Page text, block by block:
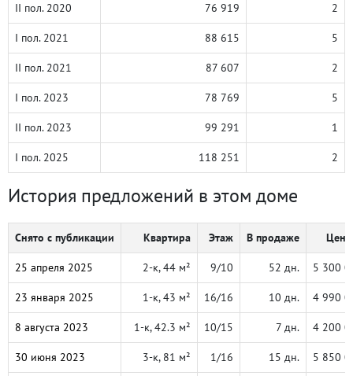
II пол. 2020 76 919 2
I пол. 2021 88 615 5
II пол. 2021 87 607 2
I пол. 2023 78 769 5
II пол. 2023 99 291 1
I пол. 2025 118 251 2
История предложений в этом доме
Снято с публикации Квартира Этаж В продаже
25 апреля 2025 2-к, 44 м² 9/10 52 дн. 5 300
23 января 2025 1-к, 43 м² 16/16 10 дн. 4 990
8 августа 2023 1-к, 42.3 м² 10/15 7 дн. 4 200
30 июня 2023 3-к, 81 м² 1/16 15 дн. 5 850